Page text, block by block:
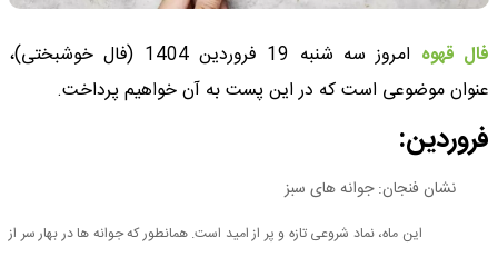
فال قهوه
امروز سه شنبه 19 فروردین 1404 (فال خوشبختی)،
عنوان موضوعی است که در این پست به آن خواهیم پرداخت.
فروردین:
نشان فنجان: جوانه های سبز
این ماه، نماد شروعی تازه و پر از امید است. همانطور که جوانه ها در بهار سر از